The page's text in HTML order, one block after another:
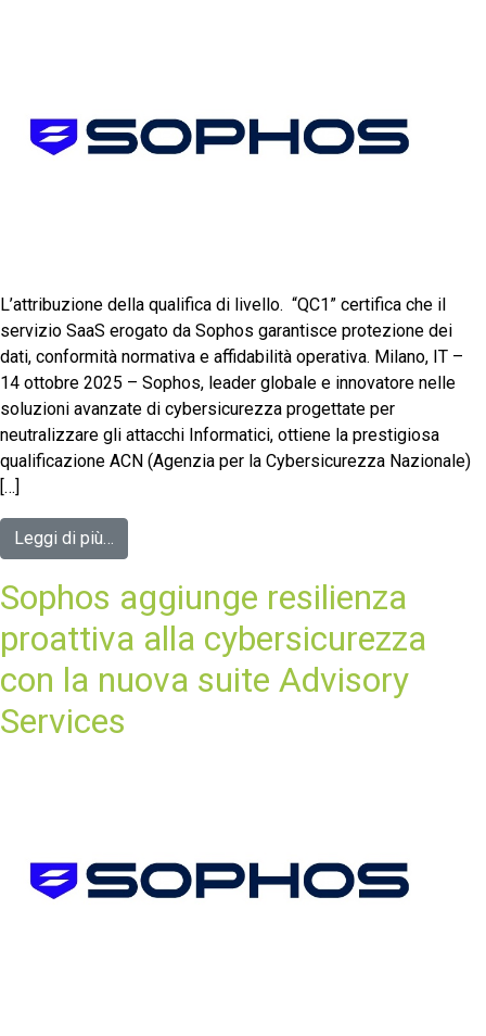
L’attribuzione della qualifica di livello. “QC1” certifica che il
servizio SaaS erogato da Sophos garantisce protezione dei
dati, conformità normativa e affidabilità operativa. Milano, IT –
14 ottobre 2025 – Sophos, leader globale e innovatore nelle
soluzioni avanzate di cybersicurezza progettate per
neutralizzare gli attacchi Informatici, ottiene la prestigiosa
qualificazione ACN (Agenzia per la Cybersicurezza Nazionale)
[…]
Leggi di più…
Sophos aggiunge resilienza
proattiva alla cybersicurezza
con la nuova suite Advisory
Services